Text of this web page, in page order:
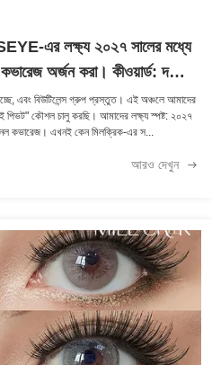
এর লক্ষ্য ২০২৭ সালের মধ্যে
অর্জন করা। কীওয়ার্ড: দক্ষিণ-
হচ্ছে, এবং বিউটিলেন্স গ্রুপ প্রস্তুত। এই অঞ্চলে আমাদের
পিভট" কৌশল চালু করছি। আমাদের লক্ষ্য স্পষ্ট: ২০২৭
কভারেজ। এখনই কেন মিলক্রিক-এর স...
আরও দেখুন